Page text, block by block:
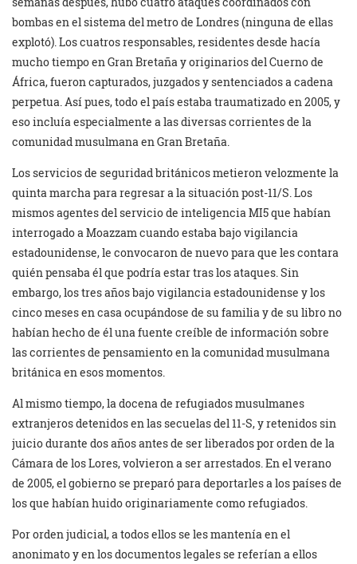
bombas en el sistema del metro de Londres (ninguna de ellas
explotó). Los cuatros responsables, residentes desde hacía
mucho tiempo en Gran Bretaña y originarios del Cuerno de
África, fueron capturados, juzgados y sentenciados a cadena
perpetua. Así pues, todo el país estaba traumatizado en 2005, y
eso incluía especialmente a las diversas corrientes de la
comunidad musulmana en Gran Bretaña.
Los servicios de seguridad británicos metieron velozmente la
quinta marcha para regresar a la situación post-11/S. Los
mismos agentes del servicio de inteligencia MI5 que habían
interrogado a Moazzam cuando estaba bajo vigilancia
estadounidense, le convocaron de nuevo para que les contara
quién pensaba él que podría estar tras los ataques. Sin
embargo, los tres años bajo vigilancia estadounidense y los
cinco meses en casa ocupándose de su familia y de su libro no
habían hecho de él una fuente creíble de información sobre
las corrientes de pensamiento en la comunidad musulmana
británica en esos momentos.
Al mismo tiempo, la docena de refugiados musulmanes
extranjeros detenidos en las secuelas del 11-S, y retenidos sin
juicio durante dos años antes de ser liberados por orden de la
Cámara de los Lores, volvieron a ser arrestados. En el verano
de 2005, el gobierno se preparó para deportarles a los países de
los que habían huido originariamente como refugiados.
Por orden judicial, a todos ellos se les mantenía en el
anonimato y en los documentos legales se referían a ellos